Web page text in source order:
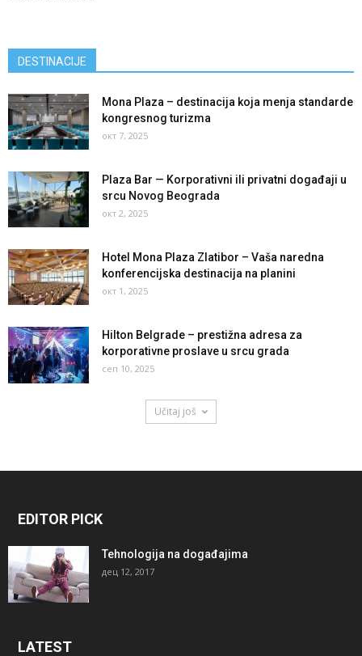
DESTINACIJE
Mona Plaza – destinacija koja menja standarde
kongresnog turizma
окт 7, 2025
Plaza Bar — Korporativni ili privatni događaji u
srcu Novog Beograda
окт 2, 2025
Hotel Mona Plaza Zlatibor – Vaša naredna
konferencijska destinacija na planini
окт 1, 2025
Hilton Belgrade – prestižna adresa za
korporativne proslave u srcu grada
сеп 10, 2025
Učitaj još
EDITOR PICK
Tehnologija na događajima
дец 12, 2017
LATEST